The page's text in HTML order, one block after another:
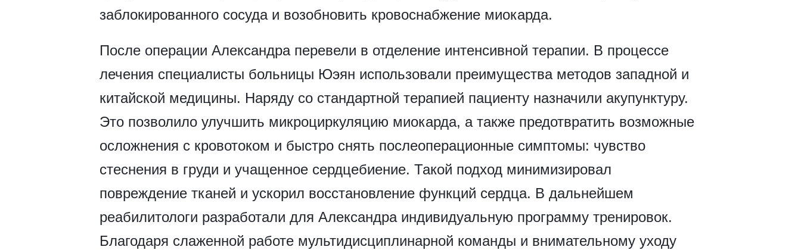
заблокированного сосуда и возобновить кровоснабжение миокарда.
После операции Александра перевели в отделение интенсивной терапии. В процессе
лечения специалисты больницы Юэян использовали преимущества методов западной и
китайской медицины. Наряду со стандартной терапией пациенту назначили акупунктуру.
Это позволило улучшить микроциркуляцию миокарда, а также предотвратить возможные
осложнения с кровотоком и быстро снять послеоперационные симптомы: чувство
стеснения в груди и учащенное сердцебиение. Такой подход минимизировал
повреждение тканей и ускорил восстановление функций сердца. В дальнейшем
реабилитологи разработали для Александра индивидуальную программу тренировок.
Благодаря слаженной работе мультидисциплинарной команды и внимательному уходу